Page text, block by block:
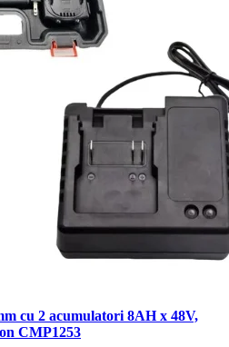
cu 2 acumulatori 8AH x 48V,
CMP1253